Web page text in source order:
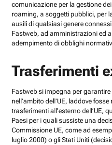
comunicazione per la gestione
roaming, a soggetti pubblici, per
ausili di qualsiasi genere
Fastweb, ad amministrazioni ed
adempimento di obblighi
Trasferimenti
Fastweb si impegna per
nell’ambito dell’UE, laddove
trasferimenti all’esterno dell’UE,
Paesi per i quali sussiste una
Commissione UE, come ad
luglio 2000) o gli Stati Uniti